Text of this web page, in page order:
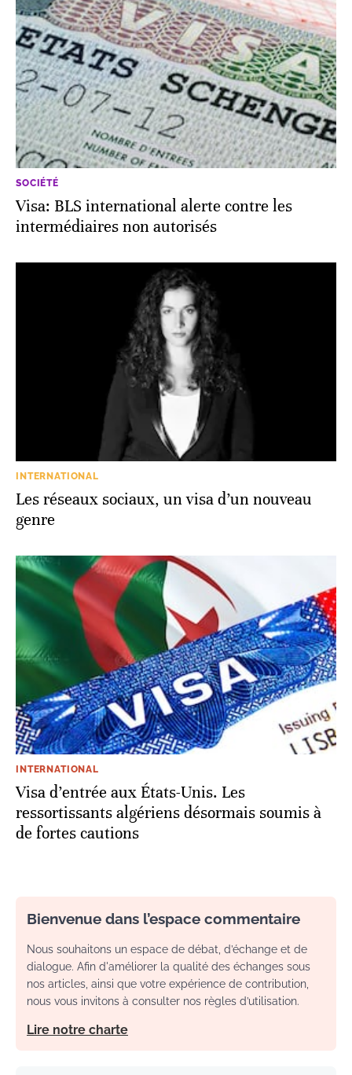
SOCIÉTÉ
Visa: BLS international alerte contre les
intermédiaires non autorisés
INTERNATIONAL
Les réseaux sociaux, un visa d’un nouveau
genre
INTERNATIONAL
Visa d’entrée aux États-Unis. Les
ressortissants algériens désormais soumis à
de fortes cautions
Bienvenue dans l’espace commentaire
Nous souhaitons un espace de débat, d’échange et de
dialogue. Afin d'améliorer la qualité des échanges sous
nos articles, ainsi que votre expérience de contribution,
nous vous invitons à consulter nos règles d’utilisation.
Lire notre charte